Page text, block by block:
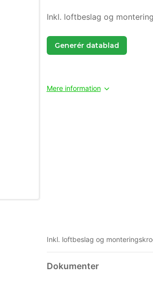
Inkl. loftbeslag og
Generér datablad
Mere information
Inkl. loftbeslag og